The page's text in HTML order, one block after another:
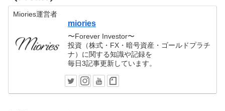
Miories運営者
miories
〜Forever Investor〜
投資（株式・FX・暗号資産・ゴールドプラチ
ナ）に関する知識や記録を
毎日3記事更新しています。